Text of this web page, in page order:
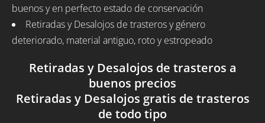
buenos y en perfecto estado de conservación
Retiradas y Desalojos de trasteros y género
deteriorado, material antiguo, roto y estropeado
Retiradas y Desalojos de trasteros a
buenos precios
Retiradas y Desalojos gratis de trasteros
de todo tipo